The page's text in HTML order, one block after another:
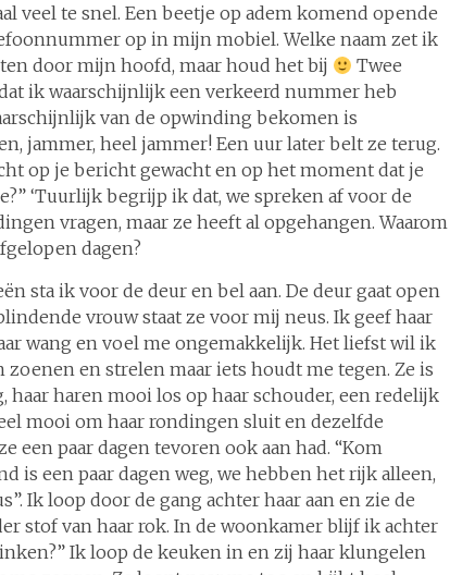
veel te snel. Een beetje op adem komend opende
op in mijn mobiel. Welke naam zet ik
door mijn hoofd, maar houd het bij
Twee
ik waarschijnlijk een verkeerd nummer heb
van de opwinding bekomen is
jammer, heel jammer! Een uur later belt ze terug.
op je bericht gewacht en op het moment dat je
‘Tuurlijk begrijp ik dat, we spreken af voor de
vragen, maar ze heeft al opgehangen. Waarom
dagen?
sta ik voor de deur en bel aan. De deur gaat open
vrouw staat ze voor mij neus. Ik geef haar
wang en voel me ongemakkelijk. Het liefst wil ik
zoenen en strelen maar iets houdt me tegen. Ze is
haar haren mooi los op haar schouder, een redelijk
mooi om haar rondingen sluit en dezelfde
een paar dagen tevoren ook aan had. “Kom
is een paar dagen weg, we hebben het rijk alleen,
Ik loop door de gang achter haar aan en zie de
stof van haar rok. In de woonkamer blijf ik achter
Ik loop de keuken in en zij haar klungelen